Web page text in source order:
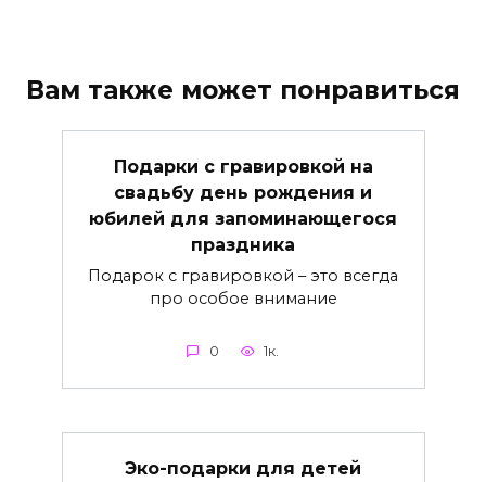
Вам также может понравиться
Подарки с гравировкой на
свадьбу день рождения и
юбилей для запоминающегося
праздника
Подарок с гравировкой – это всегда
про особое внимание
0 1к.
Эко-подарки для детей